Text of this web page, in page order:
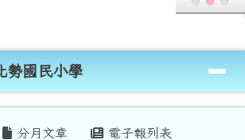
北勢國民小學
勢國民小學
分月文章 電子報列表